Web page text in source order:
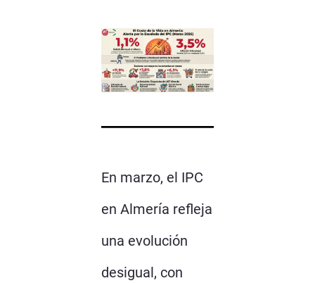
En marzo, el IPC
en Almería refleja
una evolución
desigual, con